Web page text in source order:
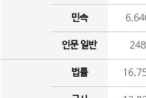
민속
인문 일반 248
법률